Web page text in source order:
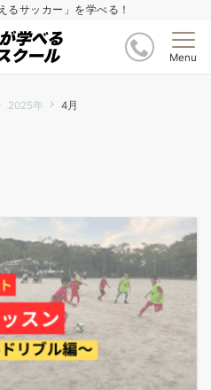
るサッカー」を学べる！
Menu
2025年 4月